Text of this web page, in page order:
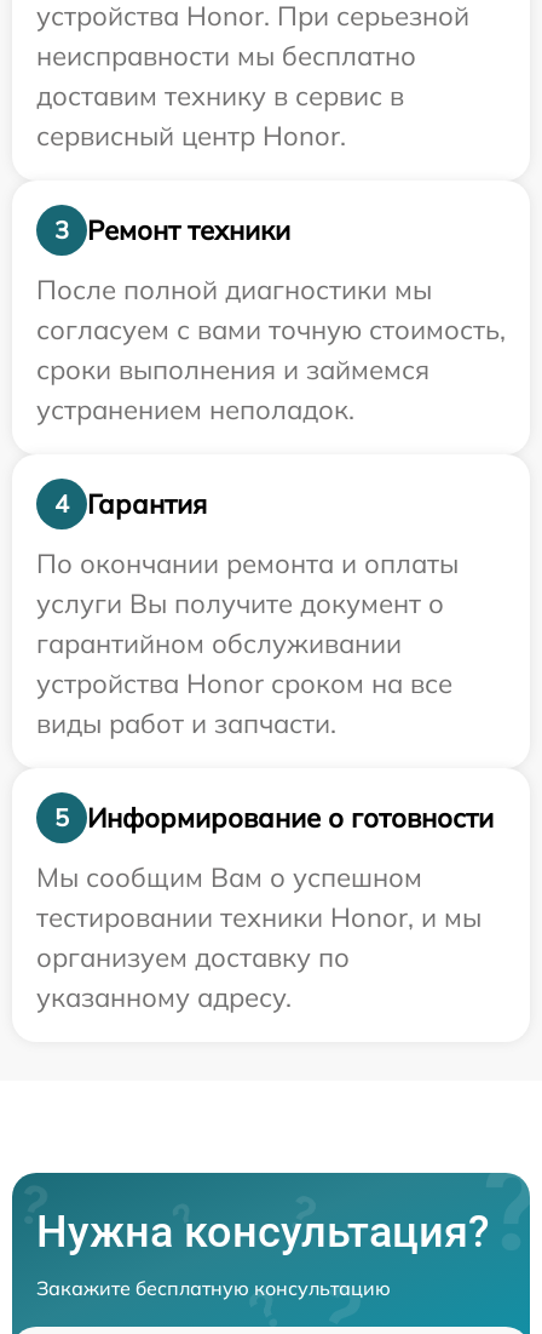
устройства Honor. При серьезной
неисправности мы бесплатно
доставим технику в сервис в
сервисный центр Honor.
3
Ремонт техники
После полной диагностики мы
согласуем с вами точную стоимость,
сроки выполнения и займемся
устранением неполадок.
4
Гарантия
По окончании ремонта и оплаты
услуги Вы получите документ о
гарантийном обслуживании
устройства Honor сроком на все
виды работ и запчасти.
5
Информирование о готовности
Мы сообщим Вам о успешном
тестировании техники Honor, и мы
организуем доставку по
указанному адресу.
Нужна консультация?
Закажите бесплатную консультацию